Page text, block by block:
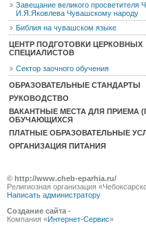
Завещание великого просветителя
И.Я.Яковлева Чувашскому народу
Библия на чувашском языке
ЦЕНТР ПОДГОТОВКИ ЦЕРКОВНЫХ
СПЕЦИАЛИСТОВ
Сектор заочного обучения
ОБРАЗОВАТЕЛЬНЫЕ СТАНДАРТЫ
РУКОВОДСТВО
ВАКАНТНЫЕ МЕСТА ДЛЯ ПРИЕМА
ОБУЧАЮЩИХСЯ
ПЛАТНЫЕ ОБРАЗОВАТЕЛЬНЫЕ
ОРГАНИЗАЦИЯ ПИТАНИЯ
© http://www.cheb-eparhia.ru/
Религиозная организация
Написать администратору
Создание сайта -
Компания «Интернет-Сервис»